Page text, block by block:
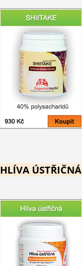
HLÍVA ÚSTŘIČNÁ